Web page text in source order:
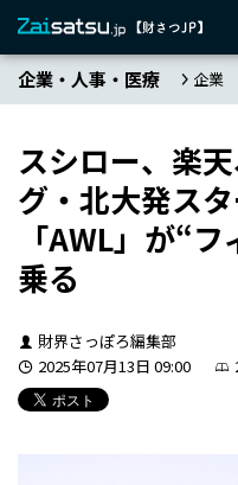
企業・人事・医療 企業
スシロー、楽
グ・北大発ス
「AWL」が“
乗る
財界さっぽろ編集部
2025年07月13日 09:00